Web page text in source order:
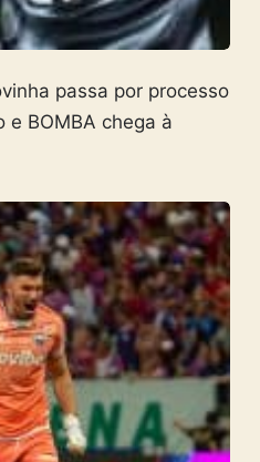
passa por processo
e BOMBA chega à